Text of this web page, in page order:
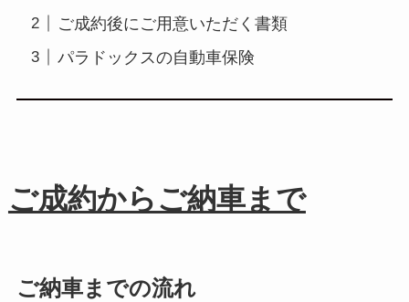
ご成約後にご用意いただく書類
パラドックスの自動車保険
ご成約からご納車まで
ご納車までの流れ